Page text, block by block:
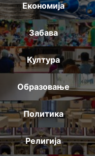
Економија
Забава
Култура
Образовање
Политика
Религија